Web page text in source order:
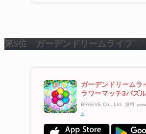
第5位 ガーデンドリームライフ
ガーデンドリームラ
ラワーマッチ3パズル
BRAEVE Co., Ltd. 無料
チ